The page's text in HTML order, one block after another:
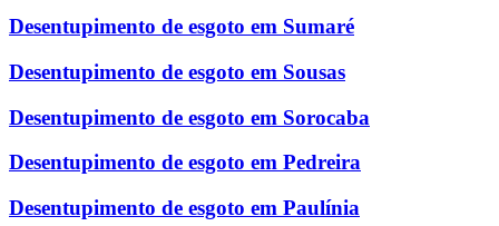
Desentupimento de esgoto em Sumaré
Desentupimento de esgoto em Sousas
Desentupimento de esgoto em Sorocaba
Desentupimento de esgoto em Pedreira
Desentupimento de esgoto em Paulínia